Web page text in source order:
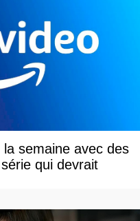
semaine avec des
qui devrait